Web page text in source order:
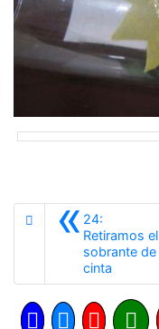
«24:
Retiramos el
sobrante de
cinta